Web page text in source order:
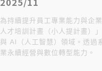
為持續提升員工專業能力與企
人才培訓計畫（小人提計畫）
與 AI（人工智慧）領域。透過
業永續經營與數位轉型能力。